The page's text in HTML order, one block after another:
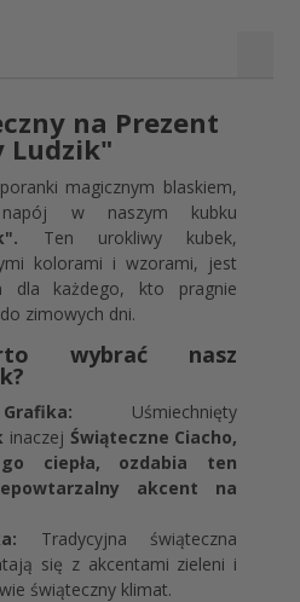
na Prezent
Ludzik"
magicznym blaskiem,
w naszym kubku
Ten urokliwy kubek,
kolorami i wzorami, jest
dla każdego, kto pragnie
zimowych dni.
wybrać nasz
Uśmiechnięty
inaczej Świąteczne Ciacho,
ciepła, ozdabia ten
akcent na
Tradycyjna świąteczna
się z akcentami zieleni i
świąteczny klimat.